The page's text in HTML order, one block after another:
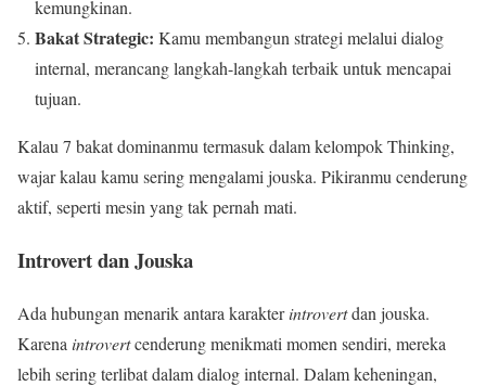
kemungkinan.
Bakat Strategic: Kamu membangun strategi melalui dialog
internal, merancang langkah-langkah terbaik untuk mencapai
tujuan.
Kalau 7 bakat dominanmu termasuk dalam kelompok Thinking,
wajar kalau kamu sering mengalami jouska. Pikiranmu cenderung
aktif, seperti mesin yang tak pernah mati.
Introvert dan Jouska
Ada hubungan menarik antara karakterintrovertdan jouska.
Karena introvertcenderung menikmati momen sendiri, mereka
lebih sering terlibat dalam dialog internal. Dalam keheningan,